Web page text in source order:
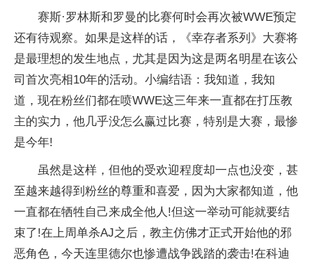
赛斯·罗林斯和罗曼的比赛何时会再次被WWE预定
还有待观察。如果是这样的话，《幸存者系列》大赛将
是最理想的发生地点，尤其是因为这是两名明星在该公
司首次亮相10年的活动。小编结语：我知道，我知
道，现在粉丝们都在喷WWE这三年来一直都在打压教
主的实力，他几乎没怎么赢过比赛，特别是大赛，最惨
是今年!
虽然是这样，但他的受欢迎程度却一点也没变，甚
至越来越得到粉丝的尊重和喜爱，因为大家都知道，他
一直都在牺牲自己来成全他人!但这一举动可能就要结
束了!在上周单杀AJ之后，教主仿佛才正式开始他的邪
恶角色，今天连里德尔也惨遭战争践踏的袭击!在科迪